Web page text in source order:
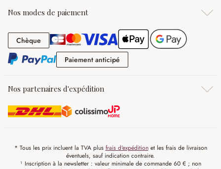
Nos modes de paiement
Chèque Chèque
Paiement anticipé
Nos partenaires d'expédition
* Tous les prix incluent la TVA plus frais d'expéditionet les frais de livraison
éventuels, sauf indication contraire.
¹ Inscription à la newsletter : valeur minimale de commande 60 € ; non